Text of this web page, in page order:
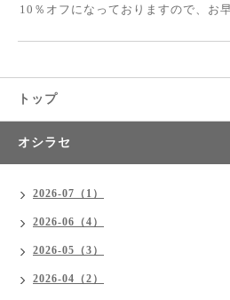
10％オフになっておりますので、お
トップ
オシラセ
2026-07（1）
2026-06（4）
2026-05（3）
2026-04（2）